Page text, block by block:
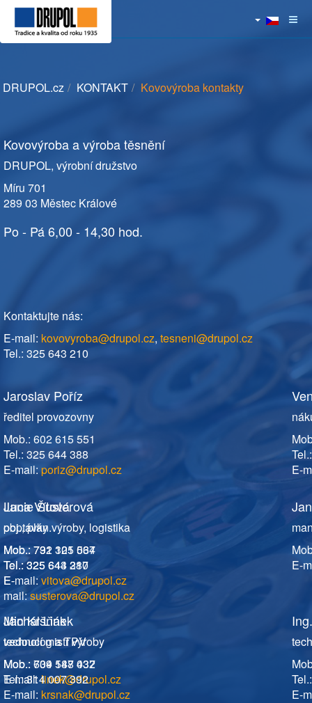
DRUPOL.cz KONTAKT Kovovýroba kontakty
Kovovýroba a výroba těsnění
DRUPOL, výrobní družstvo
Míru 701
289 03 Městec Králové
Po - Pá 6,00 - 14,30 hod.
Kontaktujte nás:
E-mail: kovovyroba@drupol.cz, tesneni@drupol.cz
Tel.: 325 643 210
Jaroslav Poříz
ředitel provozovny
Mob.: 602 615 551
Tel.: 325 644 388
E-mail: poriz@drupol.cz
E-
Jana Vítová
poptávky
Mob.: 792 301 564
Tel.: 325 644 387
E-mail: vitova@drupol.cz
Lucie Šusterová
obj., plán.výroby, logistika
Mob.: 731 125 037
Tel.: 325 643 210
E-
mail:susterova@drupol.cz
E-
Michal Linek
vedoucí mistr výroby
Mob.: 604 148 432
E-mail:linek@drupol.cz
Jan Kršňák
technolog a TPV
Mob.: 739 587 037
Tel.: 314 007 392
E-mail: krsnak@drupol.cz
E-